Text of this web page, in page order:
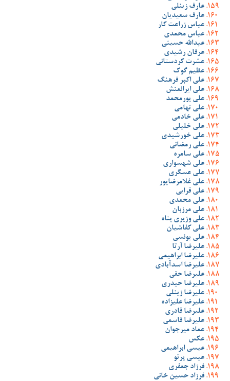
عارف زینلی
عارف سعیدیان
عباس زراعت کار
عباس محمدی
عبدالله حسینی
عرفان رشیدی
عشرت کردستانی
عظیم گوک
علی اکبر فرهنگ
علی ایرانمنش
علی پورمحمد
علی تهامی
علی خادمی
علی خلیلی
علی خورشیدی
علی رمضانی
علی سامره
علی شهسواری
علی عسگری
علی غلامرضاپور
علی قرایی
علی محمدی
علی مرزبان
علی وزیری پناه
علی کفاشیان
علی یونسی
علیرضا آرتا
علیرضا ابراهیمی
علیرضا اسدآبادی
علیرضا حقی
علیرضا حیدری
علیرضا زینلی
علیرضا علیزاده
علیرضا قادری
علیرضا قاسمی
عماد میرجوان
عکس
عیسی ابراهیمی
عیسی پرتو
فرزاد جعفری
فرزاد حسین خانی